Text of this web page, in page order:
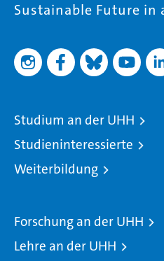
Sustainable Future in
Studium an der UHH
Studieninteressierte
Weiterbildung
Forschung an der UHH
Lehre an der UHH